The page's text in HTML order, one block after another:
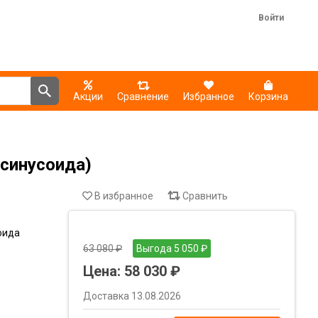
Войти
Акции Сравнение Избранное Корзина
В избранное Сравнить
63 080 ₽ Выгода 5 050 ₽
Цена: 58 030 ₽
Доставка 13.08.2026